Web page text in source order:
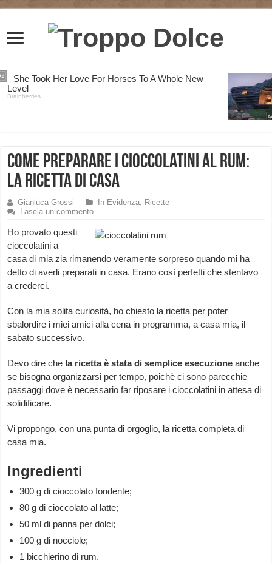
Come preparare i cioccolatini al rum:
la ricetta di casa
Gianluca Grossi In Evidenza, Ricette
Lascia un commento
Ho provato questi
cioccolatini a
casa di mia zia rimanendo veramente sorpreso quando mi ha
detto di averli preparati in casa. Erano così perfetti che stentavo
a crederci.
Con la mia solita curiosità, ho chiesto la ricetta per poter
sbalordire i miei amici alla cena in programma, a casa mia, il
sabato successivo.
Devo dire che la ricetta è stata di semplice esecuzione anche
se bisogna organizzarsi per tempo, poichè ci sono parecchie
passaggi dove è necessario far riposare i cioccolatini in attesa di
solidificare.
Vi propongo, con una punta di orgoglio, la ricetta completa di
casa mia.
Ingredienti
300 g di cioccolato fondente;
80 g di cioccolato al latte;
50 ml di panna per dolci;
100 g di nocciole;
1 bicchierino di rum.